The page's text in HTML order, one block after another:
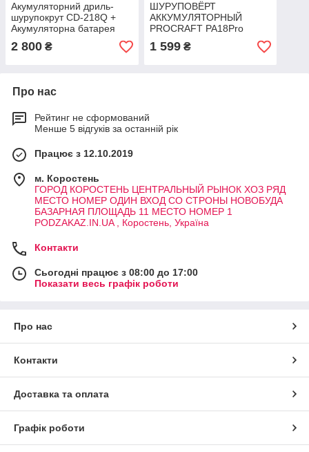
Акумуляторний дриль-
шурупокрут CD-218Q +
Акумуляторна батарея
BP-220 + Зарядний
пристрій FC-223 HLZ
2 800 ₴
ШУРУПОВЁРТ
АККУМУЛЯТОРНЫЙ
PROCRAFT PA18Pro
DFR2 (С 1 АКБ 2АЧ) С
НАБОРОМ
1 599₴
Про нас
Рейтинг не сформований
Менше 5 відгуків за останній рік
Працює з 12.10.2019
м. Коростень
ГОРОД КОРОСТЕНЬ ЦЕНТРАЛЬНЫЙ РЫНОК ХОЗ РЯД
МЕСТО НОМЕР ОДИН ВХОД СО СТРОНЫ НОВОБУДА
БАЗАРНАЯ ПЛОЩАДЬ 11 МЕСТО НОМЕР 1
PODZAKAZ.IN.UA , Коростень, Україна
Контакти
Сьогодні працює з 08:00 до 17:00
Показати весь графік роботи
Про нас
Контакти
Доставка та оплата
Графік роботи